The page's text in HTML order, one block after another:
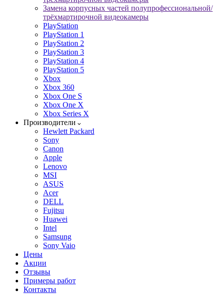
Замена корпусных частей полупрофессиональной/
трёхмартирочной видеокамеры
PlayStation
PlayStation 1
PlayStation 2
PlayStation 3
PlayStation 4
PlayStation 5
Xbox
Xbox 360
Xbox One S
Xbox One X
Xbox Series X
Производители
Hewlett Packard
Sony
Canon
Apple
Lenovo
MSI
ASUS
Acer
DELL
Fujitsu
Huawei
Intel
Samsung
Sony Vaio
Цены
Акции
Отзывы
Примеры работ
Контакты